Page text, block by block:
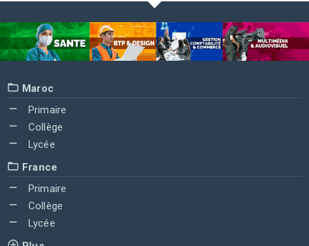
Maroc
Primaire
Collège
Lycée
France
Primaire
Collège
Lycée